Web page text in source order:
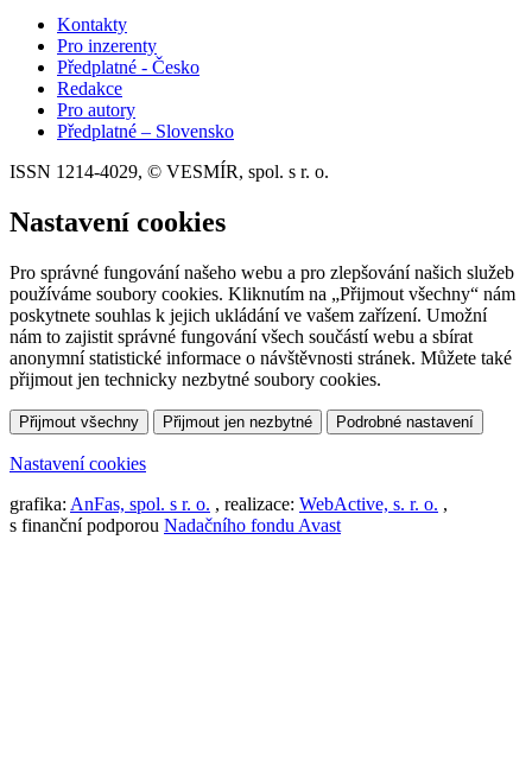
Kontakty
Pro inzerenty
Předplatné - Česko
Redakce
Pro autory
Předplatné – Slovensko
ISSN 1214-4029, © VESMÍR, spol. s r. o.
Nastavení cookies
Pro správné fungování našeho webu a pro zlepšování našich služeb
používáme soubory cookies. Kliknutím na „Přijmout všechny“ nám
poskytnete souhlas k jejich ukládání ve vašem zařízení. Umožní
nám to zajistit správné fungování všech součástí webu a sbírat
anonymní statistické informace o návštěvnosti stránek. Můžete také
přijmout jen technicky nezbytné soubory cookies.
Přijmout všechny Přijmout jen nezbytné Podrobné nastavení
Nastavení cookies
grafika: AnFas, spol. s r. o. , realizace: WebActive, s. r. o. ,
s finanční podporou Nadačního fondu Avast